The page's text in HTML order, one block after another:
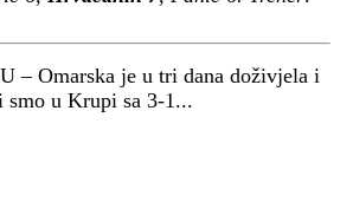
– Omarska je u tri dana doživjela i
smo u Krupi sa 3-1...